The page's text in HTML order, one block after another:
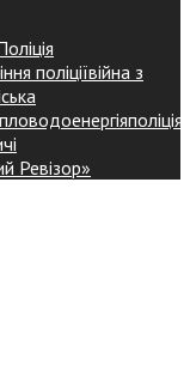
поліціївійна з
поліція
Ревізор»